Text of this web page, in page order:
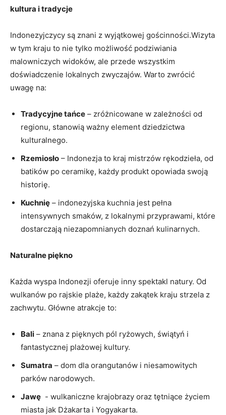
kultura i tradycje
Indonezyjczycy są​ znani z wyjątkowej gościnności.Wizyta
w tym kraju to nie tylko możliwość podziwiania⁤
malowniczych​ widoków, ale przede wszystkim
doświadczenie ‌lokalnych zwyczajów. Warto zwrócić
uwagę na:
Tradycyjne ⁣tańce – zróżnicowane ‌w zależności od
regionu, stanowią ważny element dziedzictwa
kulturalnego.
Rzemiosło – ​Indonezja⁤ to kraj mistrzów⁤ rękodzieła, od
batików po ceramikę, każdy produkt opowiada swoją
historię.
Kuchnię – indonezyjska kuchnia ‌jest pełna
intensywnych smaków, z lokalnymi przyprawami, które⁣
dostarczają niezapomnianych doznań kulinarnych.
Naturalne piękno
Każda ‍wyspa⁤ Indonezji⁣ oferuje inny spektakl natury. Od
wulkanów po rajskie plaże, każdy zakątek kraju strzela z
zachwytu. Główne atrakcje to:
Bali – znana z⁢ pięknych ‍pól ryżowych,⁣ świątyń i
⁤fantastycznej plażowej kultury.
Sumatra – dom dla orangutanów i niesamowitych
‍parków narodowych.
Jawę ⁢ -​ wulkaniczne krajobrazy oraz tętniące ‍życiem
miasta jak Dżakarta i Yogyakarta.